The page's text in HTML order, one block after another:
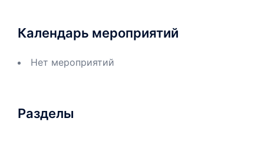
Календарь мероприятий
Нет мероприятий
Разделы